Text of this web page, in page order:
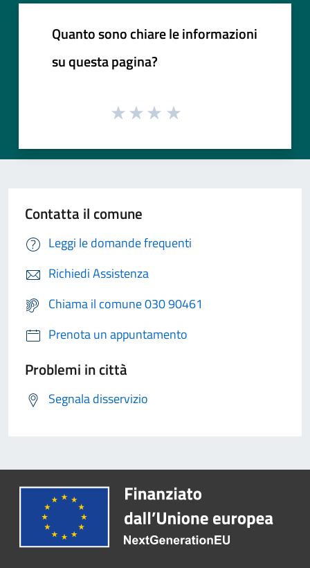
Quanto sono chiare le informazioni
su questa pagina?
Contatta il comune
Leggi le domande frequenti
Richiedi Assistenza
Chiama il comune 030 90461
Prenota un appuntamento
Problemi in città
Segnala disservizio